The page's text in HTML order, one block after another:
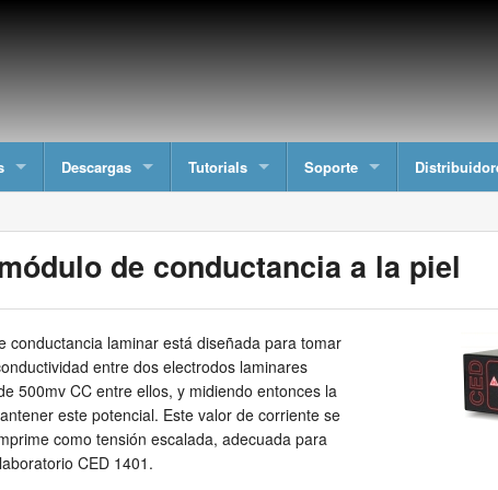
Descargas Tutorials Soporte
de conductancia a la piel
conductancia laminar está diseñada para tomar
entre dos electrodos laminares
500mv CC entre ellos, y midiendo entonces la
este potencial. Este valor de corriente se
como tensión escalada, adecuada para
CED 1401.